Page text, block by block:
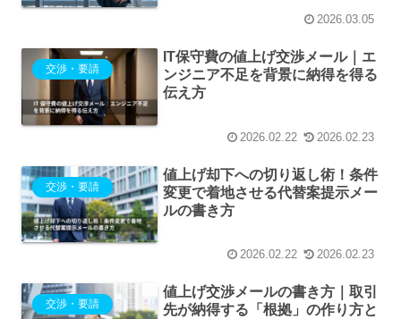
2026.03.05
交渉・要請
IT保守費の値上げ交渉メール｜エ
ンジニア不足を背景に納得を得る
伝え方
2026.02.22 2026.02.23
交渉・要請
値上げ却下への切り返し術！条件
変更で着地させる代替案提示メー
ルの書き方
2026.02.22 2026.02.23
交渉・要請
値上げ交渉メールの書き方｜取引
先が納得する「根拠」の作り方と